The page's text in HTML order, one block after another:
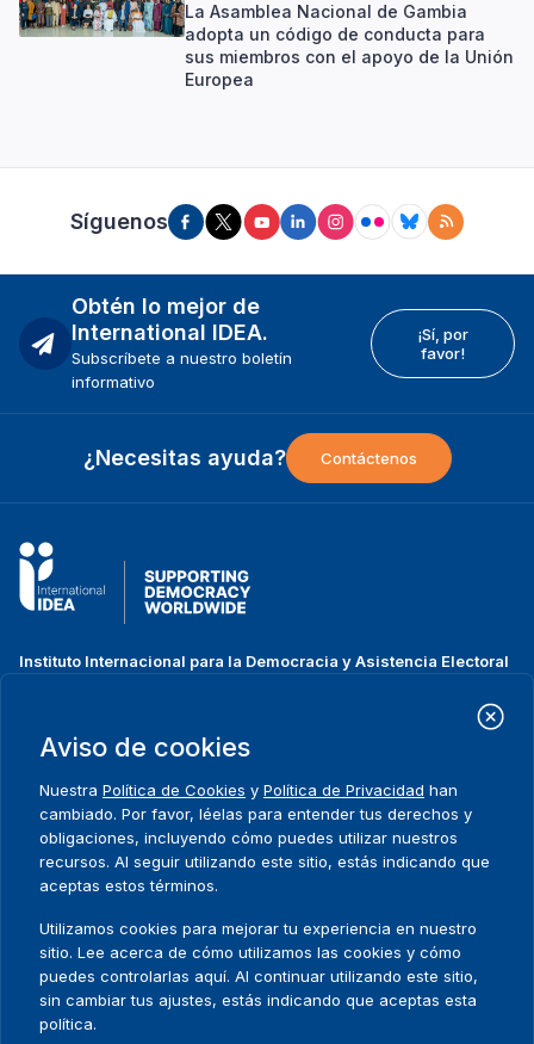
La Asamblea Nacional de Gambia
adopta un código de conducta para
sus miembros con el apoyo de la Unión
Europea
Síguenos
Obtén lo mejor de
International IDEA.
Subscríbete a nuestro boletín
informativo
¡Sí, por
favor!
¿Necesitas ayuda? Contáctenos
Instituto Internacional para la Democracia y Asistencia Electoral
Strömsborgsbron 1
SE-103 34 Estocolmo
Suecia
Teléfono
+46 8 698 37 00
Footer
menu
Inicio
Sobre nosotros
Qué hacemos
Dónde trabajamos
Publicaciones
Datos y herramientas
Projectos
Noticias y eventos
Prensa
Contact
Release Agreement Form
Aviso de cookies
Nuestra Política de Cookies y Política de Privacidad han
cambiado. Por favor, léelas para entender tus derechos y
obligaciones, incluyendo cómo puedes utilizar nuestros
recursos. Al seguir utilizando este sitio, estás indicando que
aceptas estos términos.
Utilizamos cookies para mejorar tu experiencia en nuestro
sitio. Lee acerca de cómo utilizamos las cookies y cómo
puedes controlarlas aquí. Al continuar utilizando este sitio,
sin cambiar tus ajustes, estás indicando que aceptas esta
política.